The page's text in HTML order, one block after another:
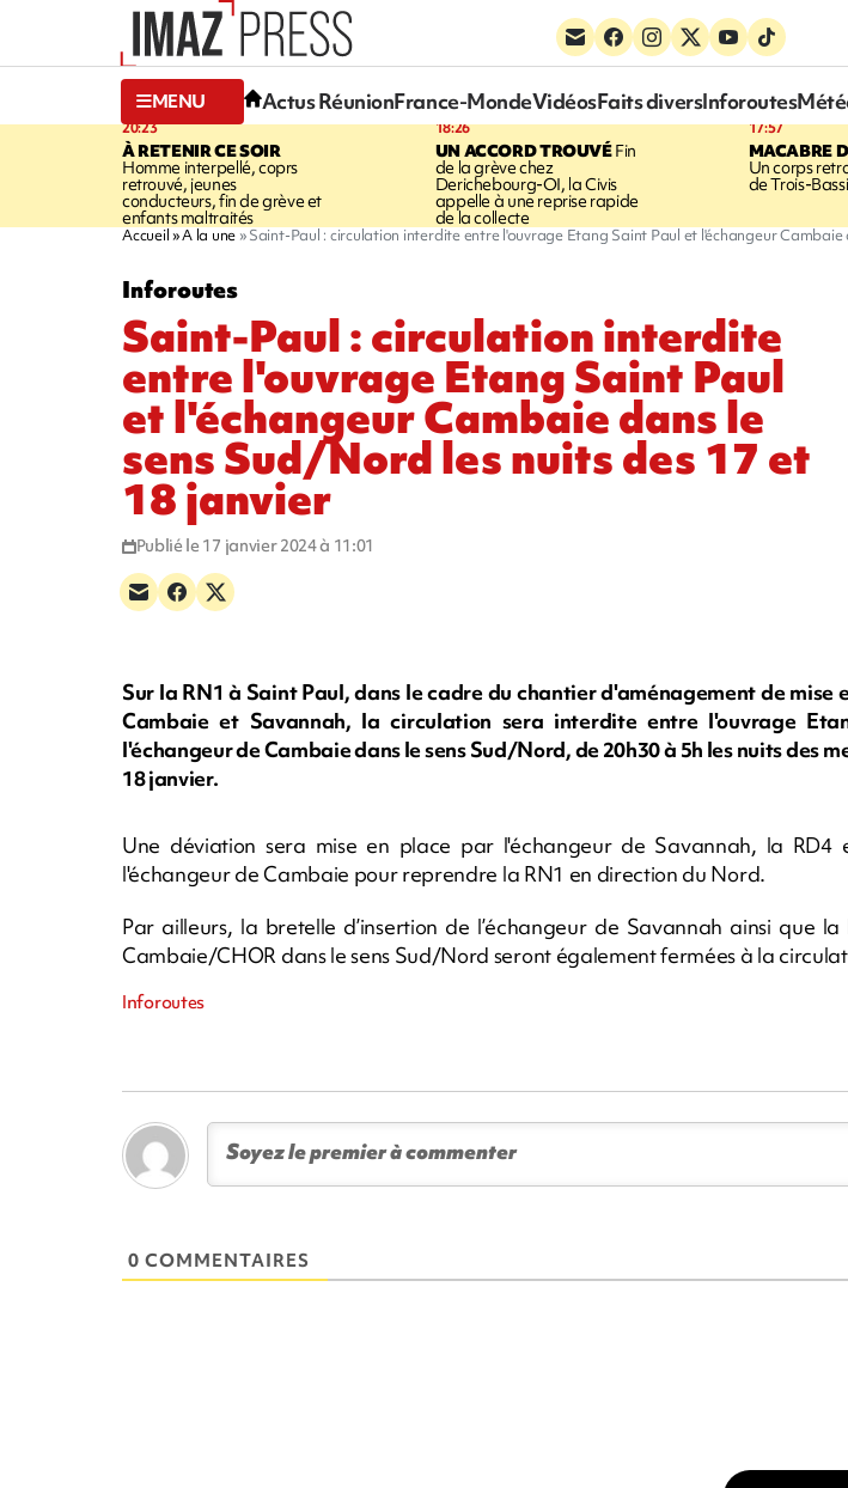
MENU Actus RéunionFrance-MondeVidéosFaits diversInforoutes
20:23
À RETENIR CE SOIR
Homme interpellé, coprs
retrouvé, jeunes
conducteurs, fin de grève et
enfants maltraités
18:26
UN ACCORD TROUVÉFin
de la grève chez
Derichebourg-OI, la Civis
appelle à une reprise rapide
de la collecte
17:57
MACABRE
Un corps
de Trois-
Accueil A la une Saint-Paul : circulation interdite entre l'ouvrage Etang Saint Paul et l'échangeur
Inforoutes
Saint-Paul : circulation interdite
entre l'ouvrage Etang Saint Paul
et l'échangeur Cambaie dans le
sens Sud/Nord les nuits des 17 et
18 janvier
Publié le 17 janvier 2024 à 11:01
Sur la RN1 à Saint Paul, dans le cadre du chantier d'aménagement de mise
Cambaie et Savannah, la circulation sera interdite entre l'ouvrage
l'échangeur de Cambaie dans le sens Sud/Nord, de 20h30 à 5h les nuits des
18 janvier.
Une déviation sera mise en place par l'échangeur de Savannah, la RD4
l'échangeur de Cambaie pour reprendre la RN1 en direction du Nord.
Par ailleurs, la bretelle d’insertion de l’échangeur de Savannah ainsi que
Cambaie/CHOR dans le sens Sud/Nord seront également fermées à la
Inforoutes
0 COMMENTAIRES